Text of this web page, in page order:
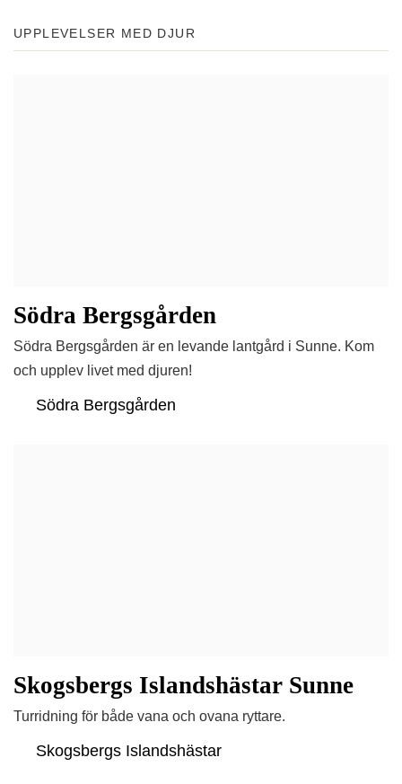
UPPLEVELSER MED DJUR
Södra Bergsgården
Södra Bergsgården är en levande lantgård i Sunne. Kom
och upplev livet med djuren!
Södra Bergsgården
Skogsbergs Islandshästar Sunne
Turridning för både vana och ovana ryttare.
Skogsbergs Islandshästar